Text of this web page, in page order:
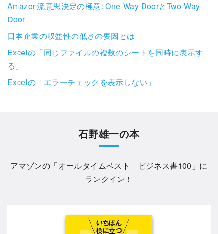
Amazon流意思決定の極意: One-Way DoorとTwo-Way
Door
日本企業の収益性の低さの要因とは
Excelの「同じファイルの複数のシートを同時に表示す
る」
Excelの「エラーチェックを表示しない」
石野雄一の本
アマゾンの「オールタイムベスト ビジネス書100 」に
ランクイン！